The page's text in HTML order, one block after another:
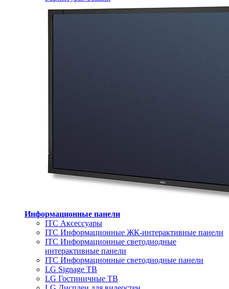
Информационные панели
ITC Аксессуары
ITC Информационные ЖК-интерактивные панели
ITC Информационные светодиодные
интерактивные панели
ITC Информационные светодиодные панели
LG Signage ТВ
LG Гостиничные ТВ